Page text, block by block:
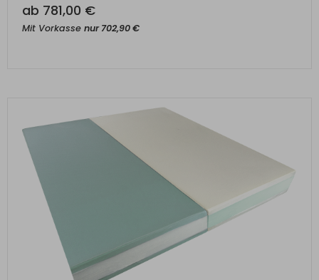
ab 781,00 €
Mit Vorkasse nur702,90€